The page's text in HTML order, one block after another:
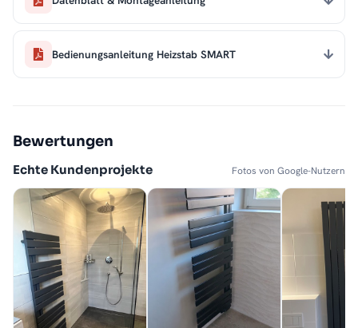
Bedienungsanleitung Heizstab SMART
Bewertungen
Echte Kundenprojekte Fotos von Google-Nutzern